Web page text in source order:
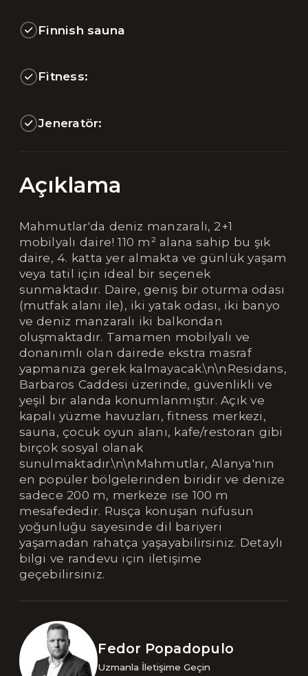
Finnish sauna
Fitness:
Jeneratör:
Açıklama
Mahmutlar'da deniz manzaralı, 2+1
mobilyalı daire! 110 m² alana sahip bu şık
daire, 4. katta yer almakta ve günlük yaşam
veya tatil için ideal bir seçenek
sunmaktadır. Daire, geniş bir oturma odası
(mutfak alanı ile), iki yatak odası, iki banyo
ve deniz manzaralı iki balkondan
oluşmaktadır. Tamamen mobilyalı ve
donanımlı olan dairede ekstra masraf
yapmanıza gerek kalmayacak.\n\nResidans,
Barbaros Caddesi üzerinde, güvenlikli ve
yeşil bir alanda konumlanmıştır. Açık ve
kapalı yüzme havuzları, fitness merkezi,
sauna, çocuk oyun alanı, kafe/restoran gibi
birçok sosyal olanak
sunulmaktadır.\n\nMahmutlar, Alanya'nın
en popüler bölgelerinden biridir ve denize
sadece 200 m, merkeze ise 100 m
mesafededir. Rusça konuşan nüfusun
yoğunluğu sayesinde dil bariyeri
yaşamadan rahatça yaşayabilirsiniz. Detaylı
bilgi ve randevu için iletişime
geçebilirsiniz.
Fedor Popadopulo
Uzmanla İletişime Geçin